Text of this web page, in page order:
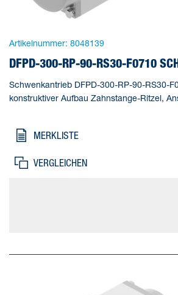
Artikelnummer: 8048139
DFPD-300-RP-90-RS30-F0710
Schwenkantrieb DFPD-300-RP-90-RS30-
konstruktiver Aufbau Zahnstange-Ritzel,
Armatur ISO 5211. Baugröße
Endlage bei 0°=-5 - 5 deg, Verstellbereich
MERKLISTE
VERGLEICHEN